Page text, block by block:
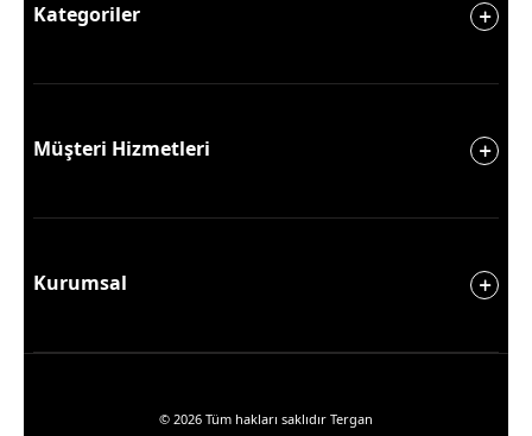
Kategoriler
Müşteri Hizmetleri
Kurumsal
© 2026 Tüm hakları saklıdır Tergan